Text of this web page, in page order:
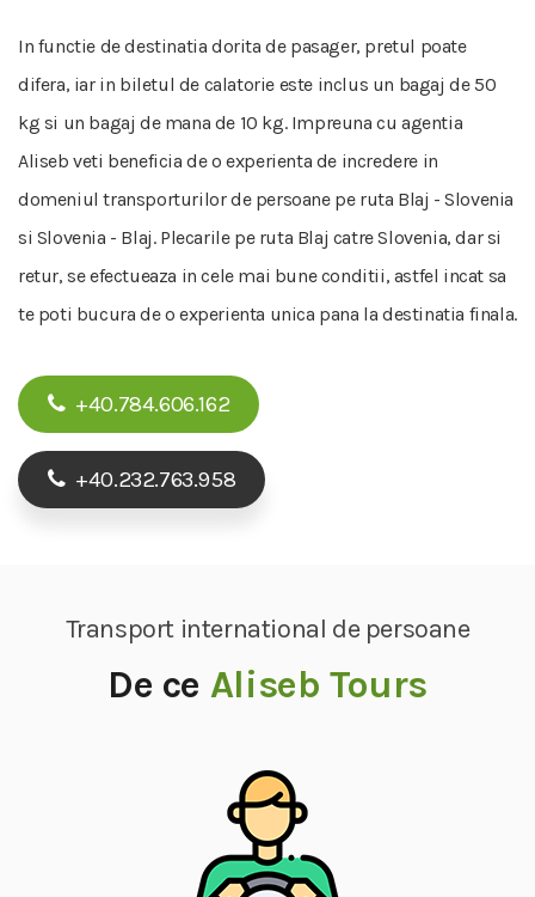
In functie de destinatia dorita de pasager, pretul poate
difera, iar in biletul de calatorie este inclus un bagaj de 50
kg si un bagaj de mana de 10 kg. Impreuna cu agentia
Aliseb veti beneficia de o experienta de incredere in
domeniul transporturilor de persoane pe ruta Blaj - Slovenia
si Slovenia - Blaj. Plecarile pe ruta Blaj catre Slovenia, dar si
retur, se efectueaza in cele mai bune conditii, astfel incat sa
te poti bucura de o experienta unica pana la destinatia finala.
+40.784.606.162
+40.232.763.958
Transport international de persoane
De ce Aliseb Tours